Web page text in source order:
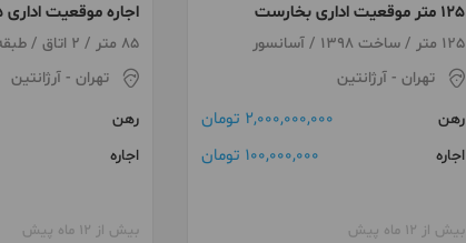
125 متر موقعیت اداری بخارست
125 متر / ساخت 1398 / آسانسور
تهران - آرژانتین
رهن
2,000,000,000 تومان
اجاره 100,000,000 تومان
بیش از 12 ماه پیش
مقام
85 متر / 2 اتاق / طبقه 5
تهران- آرژانتین
رهن
اجاره
بیش از 12 ماه پیش